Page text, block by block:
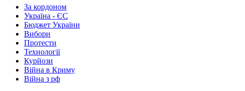
За кордоном
Україна - ЄС
Бюджет України
Вибори
Протести
Технології
Курйози
Війна в Криму
Війна з рф